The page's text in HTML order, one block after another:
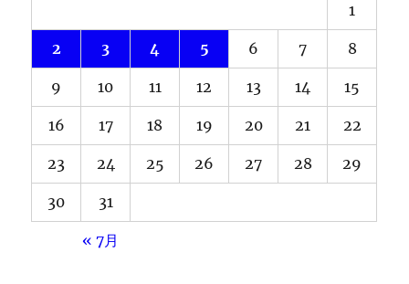
1
2 3 4 5 6 7 8
9 10 11 12 13 14 15
16 17 18 19 20 21 22
23 24 25 26 27 28 29
30 31
« 7月